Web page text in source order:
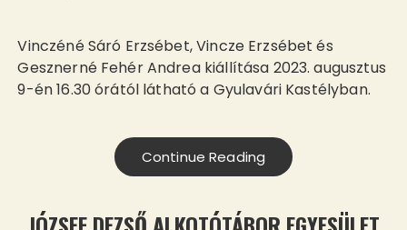
Vinczéné Sáró Erzsébet, Vincze Erzsébet és
Gesznerné Fehér Andrea kiállítása 2023. augusztus
9-én 16.30 órától látható a Gyulavári Kastélyban.
Continue Reading